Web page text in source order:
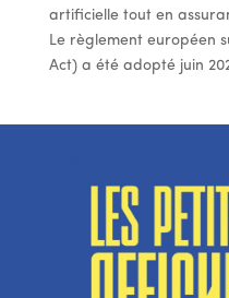
artificielle tout en
Le règlement européen
Act) a été adopté juin